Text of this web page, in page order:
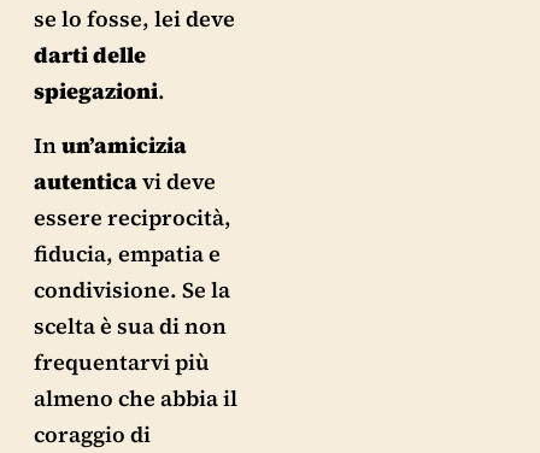
se lo fosse, lei deve
darti delle
spiegazioni.
Inun’amicizia
autenticavi deve
essere reciprocità,
fiducia, empatia e
condivisione. Se la
scelta è sua di non
frequentarvi più
almeno che abbia il
coraggio di